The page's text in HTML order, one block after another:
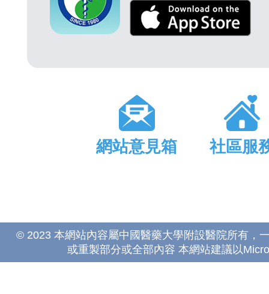
網站意見箱 社區服
© 2023 本網站內容屬中國醫藥大學附設醫院所有，
或重製部分或全部內容 本網站建議以